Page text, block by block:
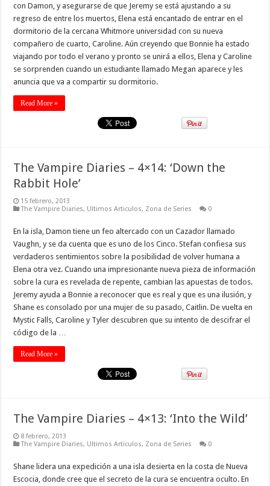
con Damon, y asegurarse de que Jeremy se está ajustando a su
regreso de entre los muertos, Elena está encantado de entrar en el
dormitorio de la cercana Whitmore universidad con su nueva
compañero de cuarto, Caroline. Aún creyendo que Bonnie ha estado
viajando por todo el verano y pronto se unirá a ellos, Elena y Caroline
se sorprenden cuando un estudiante llamado Megan aparece y les
anuncia que va a compartir su dormitorio.
Read More »
The Vampire Diaries – 4×14: ‘Down the
Rabbit Hole’
15 febrero, 2013
The Vampire Diaries, Ultimos Articulos, Zona de Series 0
En la isla, Damon tiene un feo altercado con un Cazador llamado
Vaughn, y se da cuenta que es uno de los Cinco. Stefan confiesa sus
verdaderos sentimientos sobre la posibilidad de volver humana a
Elena otra vez. Cuando una impresionante nueva pieza de información
sobre la cura es revelada de repente, cambian las apuestas de todos.
Jeremy ayuda a Bonnie a reconocer que es real y que es una ilusión, y
Shane es consolado por una mujer de su pasado, Caitlin. De vuelta en
Mystic Falls, Caroline y Tyler descubren que su intento de descifrar el
código de la …
Read More »
The Vampire Diaries – 4×13: ‘Into the Wild’
8 febrero, 2013
The Vampire Diaries, Ultimos Articulos, Zona de Series 0
Shane lidera una expedición a una isla desierta en la costa de Nueva
Escocia, donde cree que el secreto de la cura se encuentra oculto. En